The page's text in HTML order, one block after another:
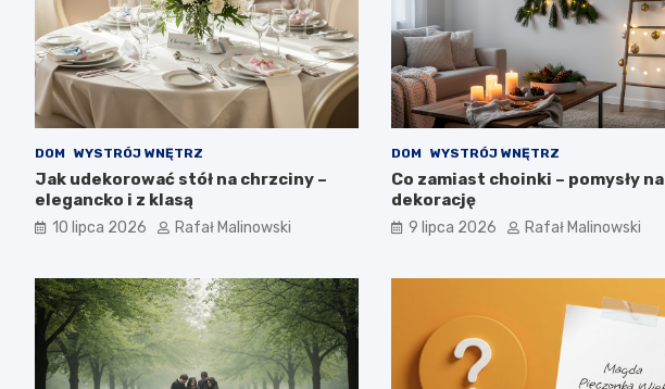
DOM WYSTRÓJ WNĘTRZ
Jak udekorować stół na chrzciny –
elegancko i z klasą
10 lipca 2026 Rafał Malinowski
DOM WYSTRÓJ WNĘTRZ
Co zamiast choinki – pomysły na
dekorację
9 lipca 2026 Rafał Malinowski